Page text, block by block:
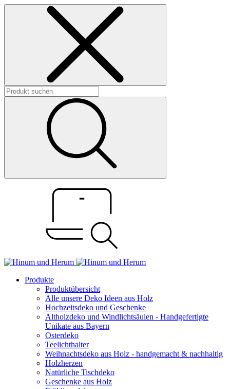
Produkte
Produktübersicht
Alle unsere Deko Ideen aus Holz
Hochzeitsdeko und Geschenke
Altholzdeko und Windlichtsäulen - Handgefertigte
Unikate aus Bayern
Osterdeko
Teelichthalter
Weihnachts­deko aus Holz - handgemacht & nachhaltig
Holzherzen
Natürliche Tischdeko
Geschenke aus Holz